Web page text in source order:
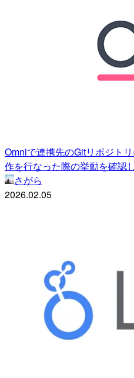
Omniで連携先のGitリポジト
作を行なった際の挙動を確認
さがら
2026.02.05